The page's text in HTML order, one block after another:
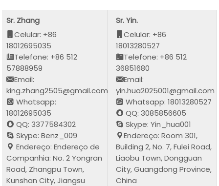
Sr. Zhang
Celular: +86
18012695035
Telefone: +86 512
57888959
Email:
king.zhang2505@gmail.com
Whatsapp:
18012695035
QQ: 3377584302
Skype: Benz_009
Endereço: Endereço de
Companhia: No. 2 Yongran
Road, Zhangpu Town,
Kunshan City, Jiangsu
Sr. Yin.
Celular: +86
18013280527
Telefone: +86 512
36851680
Email:
yin.hua2025001@gmail.com
Whatsapp: 18013280527
QQ: 3085856605
Skype: Yin_hua001
Endereço: Room 301,
Building 2, No. 7, Fulei Road,
Liaobu Town, Dongguan
City, Guangdong Province,
China